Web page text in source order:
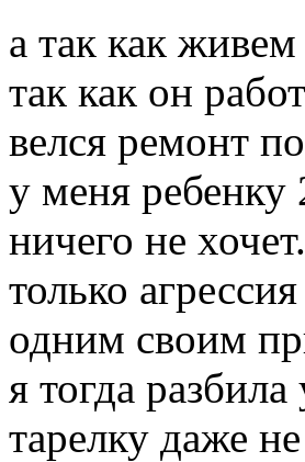
а так как
так как он
велся ремонт
у меня ребенку
ничего не
только
одним своим
я тогда
тарелку даже